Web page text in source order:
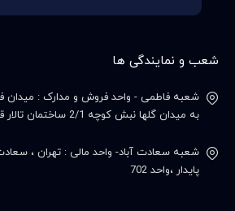
شعب و نمایندگی ها
شعبه فاطمی - واحد فروش و مدارک : میدان
به میدان گلها نبش کوچه 2/1 ساختمان تالار قصر گلها
شعبه سعادت آباد- واحد مالی : تهران ،
پایدار ،واحد 702